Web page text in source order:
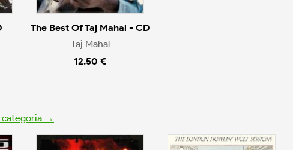
The Best Of Taj Mahal - CD
Taj Mahal
12.50 €
categoria →